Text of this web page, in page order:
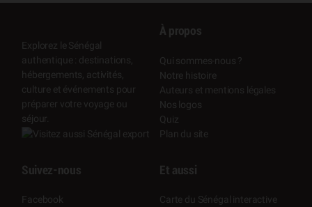
Explorez le Sénégal
authentique : destinations,
hébergements, activités,
culture et événements pour
préparer votre voyage ou
séjour.
À propos
Qui sommes-nous ?
Notre histoire
Auteurs et mentions légales
Nos logos
Quiz
Plan du site
Suivez-nous
Facebook
Et aussi
Carte du Sénégal interactive